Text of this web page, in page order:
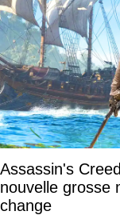
Assassin's
nouvelle grosse
change